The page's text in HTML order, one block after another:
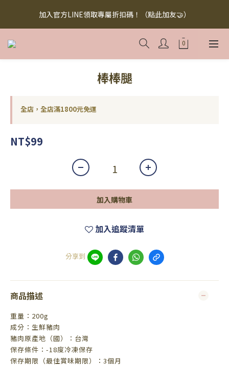
【無添加懶人料理】懶人救星，美味救援！快來下訂！買多省多！
（點此下訂！）
加入官方LINE領取專屬折扣碼！（點此加友🤝）
【無添加懶人料理】懶人救星，美味救援！快來下訂！買多省多！
棒棒腿
全店，全店滿1800元免運
NT$99
加入購物車
加入追蹤清單
分享到
商品描述
重量：200g
成分：生鮮豬肉
豬肉原產地（國）：台灣
保存條件：-18度冷凍保存
保存期限（最佳賞味期限）：3個月